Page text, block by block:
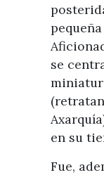
se
en su
Fue,